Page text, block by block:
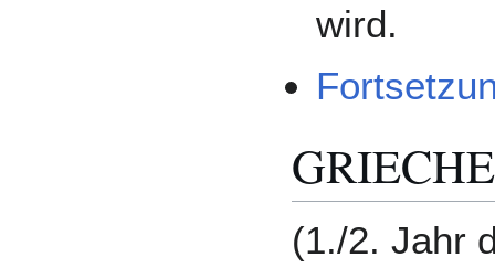
wird.
(1./2. Jahr